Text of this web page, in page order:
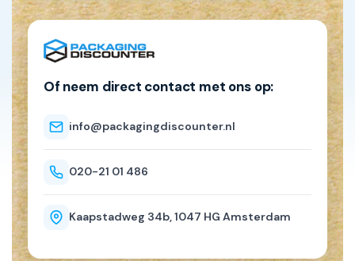
Of neem direct contact met ons op:
info@packagingdiscounter.nl
020-21 01 486
Kaapstadweg 34b, 1047 HG Amsterdam